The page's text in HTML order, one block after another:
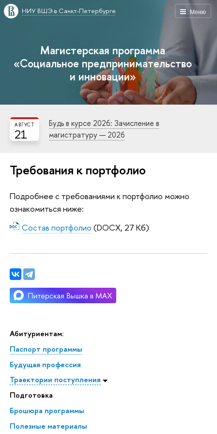
Меню
НИУ ВШЭ в Санкт-Петербурге
Магистерская программа
«Социальное предпринимательство
и инновации»
21
АВГУСТ
Будь в курсе 2026: Зачисление в
магистратуру — 2026
Абитуриентам:
Паспорт программы
Будущая профессия
Траектории поступления
Подготовка
Брошюра программы
Полезные материалы
Требования к портфолио
Подробнее с требованиями к портфолио можно
ознакомиться ниже:
Состав портфолио (DOCX, 27 Кб)